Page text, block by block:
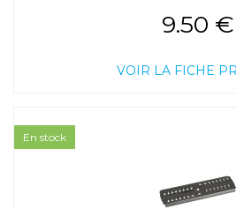
9.50 €
VOIR LA FICHE
En stock